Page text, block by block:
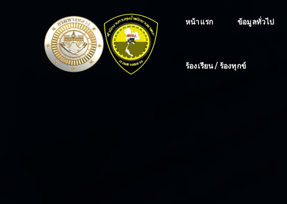
หน้าแรก ข้อมูลทั่วไป
ร้องเรียน / ร้องทุกข์